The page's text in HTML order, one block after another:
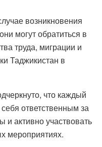
возникновения
могут обратиться в
труда, миграции и
Таджикистан в
что каждый
ответственным за
и активно участвовать
мероприятиях.